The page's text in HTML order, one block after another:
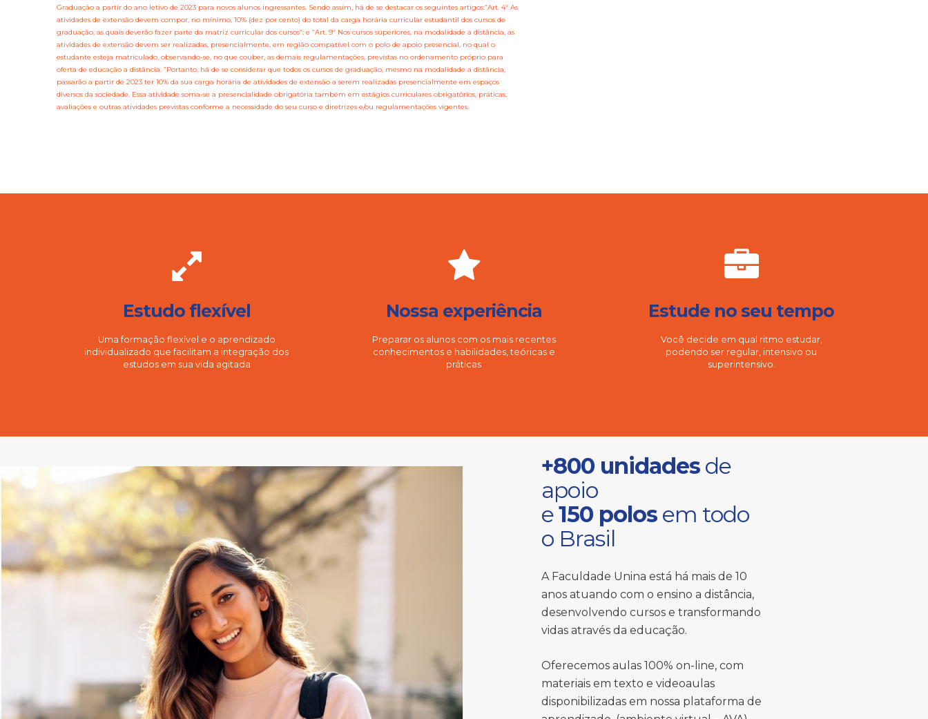
Graduação a partir do ano letivo de 2023 para novos alunos ingressantes. Sendo assim, há de se destacar os seguintes artigos:“Art. 4º As
atividades de extensão devem compor, no mínimo, 10% (dez por cento) do total da carga horária curricular estudantil dos cursos de
graduação, as quais deverão fazer parte da matriz curricular dos cursos”; e “Art. 9º Nos cursos superiores, na modalidade a distância, as
atividades de extensão devem ser realizadas, presencialmente, em região compatível com o polo de apoio presencial, no qual o
estudante esteja matriculado, observando-se, no que couber, as demais regulamentações, previstas no ordenamento próprio para
oferta de educação a distância. ”Portanto, há de se considerar que todos os cursos de graduação, mesmo na modalidade a distância,
passarão a partir de 2023 ter 10% da sua carga horária de atividades de extensão a serem realizadas presencialmente em espaços
diversos da sociedade. Essa atividade soma-se a presencialidade obrigatória também em estágios curriculares obrigatórios, práticas,
avaliações e outras atividades previstas conforme a necessidade do seu curso e diretrizes e/ou regulamentações vigentes.
Estudo flexível
Uma formação flexível e o aprendizado
individualizado que facilitam a integração dos
estudos em sua vida agitada
Nossa experiência
Preparar os alunos com os mais recentes
conhecimentos e habilidades, teóricas e
práticas
Estude no seu tempo
Você decide em qual ritmo estudar,
podendo ser regular, intensivo ou
superintensivo.
+800 unidadesde
apoio
e150 polosem todo
o Brasil
A Faculdade Unina está há mais de 10
anos atuando com o ensino a distância,
desenvolvendo cursos e transformando
vidas através da educação.
Oferecemos aulas 100% on-line, com
materiais em texto e videoaulas
disponibilizadas em nossa plataforma de